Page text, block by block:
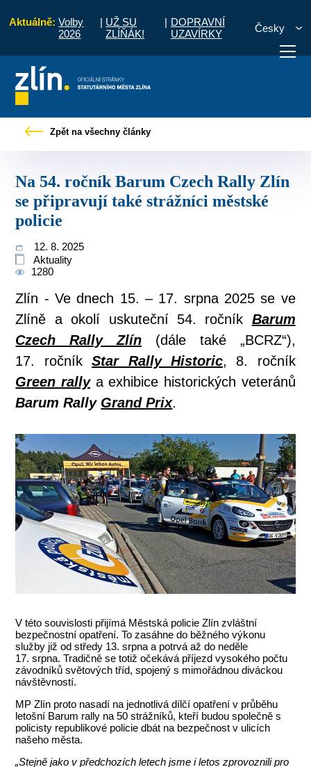
Aktuálně: Volby
2026
| UŽ SU
ZLÍŇÁK!
| DOPRAVNÍ
UZAVÍRKY
Česky
vyřídit Potřebuji zaplatit
Zpět na všechny články
Na 54. ročník Barum Czech Rally Zlín
se připravují také strážníci městské
policie
12. 8. 2025
Aktuality
1280
Zlín - Ve dnech 15. – 17. srpna 2025 se ve
Zlíně a okolí uskuteční 54. ročník Barum
Czech Rally Zlín (dále také „BCRZ“),
17. ročníkStar Rally Historic, 8. ročník
Green rallya exhibice historických veteránů
Barum Rally Grand Prix.
V této souvislosti přijímá Městská policie Zlín zvláštní
bezpečnostní opatření. To zasáhne do běžného výkonu
služby již od středy 13. srpna a potrvá až do neděle
17. srpna. Tradičně se totiž očekává příjezd vysokého počtu
závodníků světových tříd, spojený s mimořádnou diváckou
návštěvností.
MP Zlín proto nasadí na jednotlivá dílčí opatření v průběhu
letošní Barum rally na 50 strážníků, kteří budou společně s
policisty republikové policie dbát na bezpečnost v ulicích
našeho města.
„Stejně jako v předchozích letech jsme i letos zprovoznili pro